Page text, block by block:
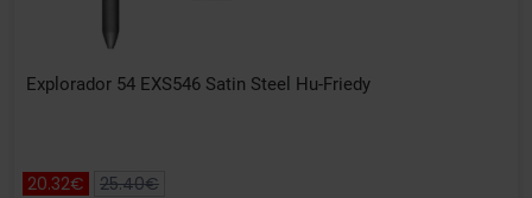
Explorador 54 EXS546 Satin Steel Hu-Friedy
20.32€ 25.40€